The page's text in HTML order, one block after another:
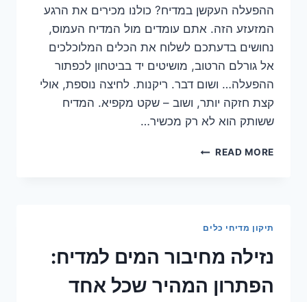
ההפעלה העקשן במדיח? כולנו מכירים את הרגע
המזעזע הזה. אתם עומדים מול המדיח העמוס,
נחושים בדעתכם לשלוח את הכלים המלוכלכים
אל גורלם הרטוב, מושיטים יד בביטחון לכפתור
ההפעלה… ושום דבר. ריקנות. לחיצה נוספת, אולי
קצת חזקה יותר, ושוב – שקט מקפיא. המדיח
ששותק הוא לא רק מכשיר…
READ MOREכפתור
שבביתך!
תיקון מדיחי כלים
נזילה מחיבור המים למדיח:
הפתרון המהיר שכל אחד